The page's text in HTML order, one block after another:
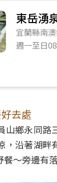
東岳湧
宜蘭縣南
週一至日
去處
山鄉永同
，沿著湖
～旁邊有